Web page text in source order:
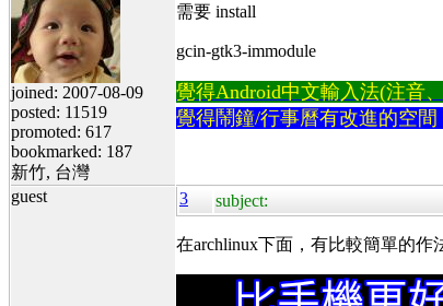
joined: 2007-08-09
posted: 11519
promoted: 617
bookmarked: 187
新竹, 台灣
需要 install
gcin-gtk3-immodule
覺得Android中文輸入法(注音
覺得鬧鐘/行事曆有改進的空間
guest 3 subject:
在archlinux下面，有比較簡單的